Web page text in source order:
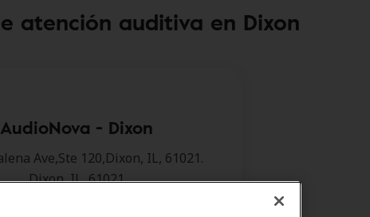
atención auditiva en Dixon
AudioNova - Dixon
Ave,Ste 120,Dixon, IL, 61021.
Dixon, IL, 61021